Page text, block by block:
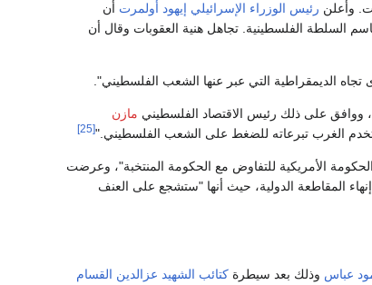
وأعلن رئيس الوزراء الإسرائيلي إيهود أولمرت أن
الضرائب االتي تجمعها باسم السلطة الفلسطينية. تجاهل هنية العقوبات وقال أن
الديمقراطية التي عبر عنها الشعب الفلسطيني".
ووافق على ذلك رئيس الاقتصاد الفلسطيني مازن
الغرب تبرعاته للضغط على الشعب الفلسطيني."[25]
الأمريكية للتفاوض مع الحكومة المنتخبة"، وعرضت
وفي الوقت الذي قبلت فيه دولة فلسطينية داخل حدود عام 1967 وحثت على إنهاء المقاطعة الدولية، حيث أنها "ستشجع على العنف
عباس وذلك بعد سيطرة كتائب الشهيد عزالدين القسام